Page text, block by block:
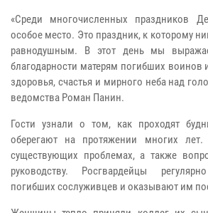
«Среди многочисленных праздников
особое место. Это праздник, к которому
равнодушным. В этот день мы
благодарности матерям погибших воинов
здоровья, счастья и мирного неба над
ведомства Роман Панин.
Гости узнали о том, как проходят
оберегают на протяжении многих лет.
существующих проблемах, а также
руководству. Росгвардейцы
погибших сослуживцев и оказывают им